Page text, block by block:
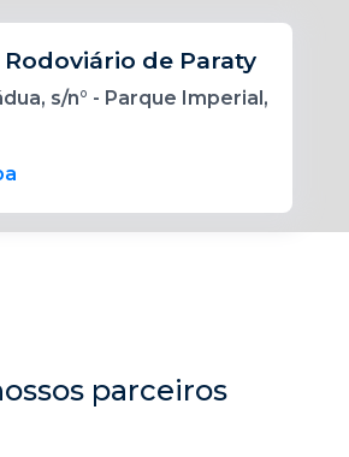
de Paraty
s/n° - Parque Imperial,
parceiros